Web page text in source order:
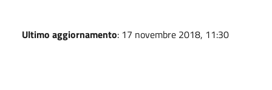
Ultimo aggiornamento: 17 novembre 2018, 11:30